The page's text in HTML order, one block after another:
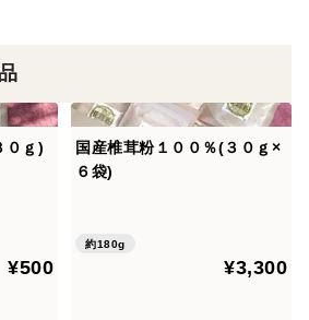
菌床
けを致します_(._.)_
０ｇ)
¥500
国産椎茸粉１００％(３０ｇ×
６袋)
約180g
¥3,300